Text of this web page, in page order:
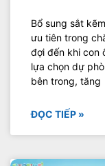
Bổ sung sắt
ưu tiên trong
đợi đến khi con
lựa chọn dự
bên trong, tăng
ĐỌC TIẾP »